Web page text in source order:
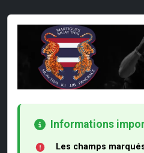
Informations
Les champs